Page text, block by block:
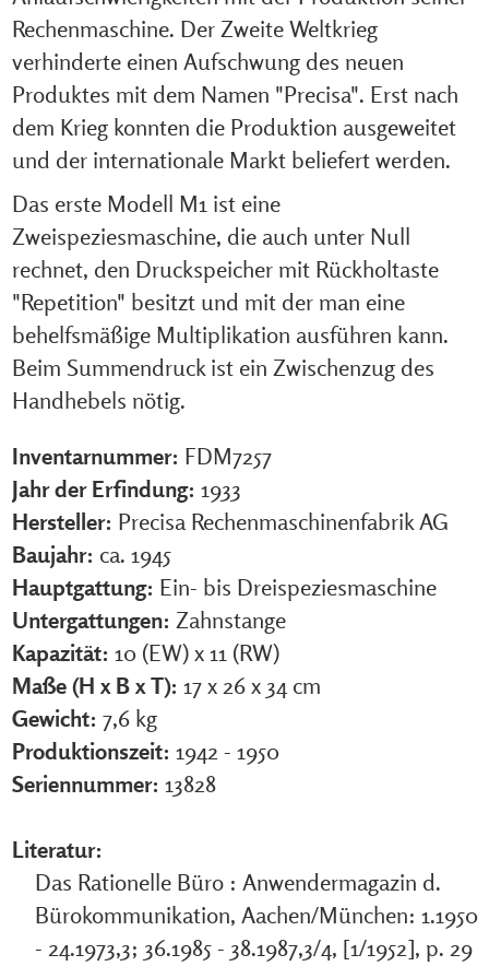
Rechenmaschine. Der Zweite Weltkrieg
verhinderte einen Aufschwung des neuen
Produktes mit dem Namen "Precisa". Erst nach
dem Krieg konnten die Produktion ausgeweitet
und der internationale Markt beliefert werden.
Das erste Modell M1 ist eine
Zweispeziesmaschine, die auch unter Null
rechnet, den Druckspeicher mit Rückholtaste
"Repetition" besitzt und mit der man eine
behelfsmäßige Multiplikation ausführen kann.
Beim Summendruck ist ein Zwischenzug des
Handhebels nötig.
Inventarnummer: FDM7257
Jahr der Erfindung: 1933
Hersteller: Precisa Rechenmaschinenfabrik AG
Baujahr: ca. 1945
Hauptgattung: Ein- bis Dreispeziesmaschine
Untergattungen: Zahnstange
Kapazität: 10 (EW) x 11 (RW)
Maße (H x B x T): 17 x 26 x 34 cm
Gewicht: 7,6 kg
Produktionszeit: 1942 - 1950
Seriennummer: 13828
Literatur:
Das Rationelle Büro : Anwendermagazin d.
Bürokommunikation, Aachen/München: 1.1950
- 24.1973,3; 36.1985 - 38.1987,3/4, [1/1952], p. 29